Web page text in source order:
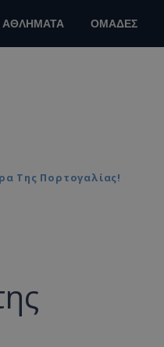
ΑΘΛΗΜΑΤΑ ΟΜΑΔΕΣ
Της Πορτογαλίας!